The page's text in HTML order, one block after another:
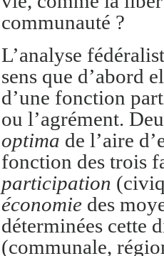
communauté ?
L’analyse
sens que d’abord
d’une fonction
ou l’agrément.
optima de l’aire
fonction des trois
participation
économie des
déterminées cette
(communale,